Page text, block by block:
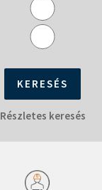
Részletes keresés